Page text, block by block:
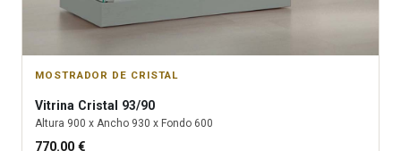
MOSTRADOR DE CRISTAL
Vitrina Cristal 93/90
Altura 900 x Ancho 930 x Fondo 600
770.00 €